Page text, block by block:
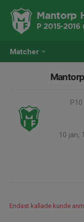
Matcher
Mantorp
P 2015-2016
10 jan,
Endast kallade kunde